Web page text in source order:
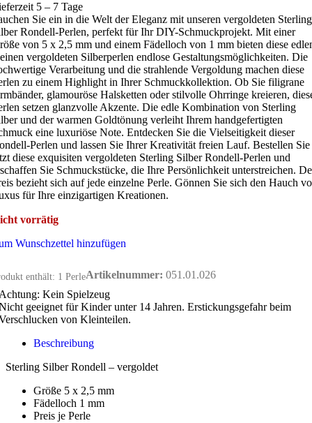
5 – 7 Tage
Sie ein in die Welt der Eleganz mit unseren vergoldeten Sterling
Rondell-Perlen, perfekt für Ihr DIY-Schmuckprojekt. Mit einer
von 5 x 2,5 mm und einem Fädelloch von 1 mm bieten diese
vergoldeten Silberperlen endlose Gestaltungsmöglichkeiten. Die
Verarbeitung und die strahlende Vergoldung machen diese
zu einem Highlight in Ihrer Schmuckkollektion. Ob Sie filigrane
glamouröse Halsketten oder stilvolle Ohrringe kreieren,
setzen glanzvolle Akzente. Die edle Kombination von Sterling
und der warmen Goldtönung verleiht Ihrem handgefertigten
eine luxuriöse Note. Entdecken Sie die Vielseitigkeit dieser
Perlen und lassen Sie Ihrer Kreativität freien Lauf. Bestellen Sie
diese exquisiten vergoldeten Sterling Silber Rondell-Perlen und
Sie Schmuckstücke, die Ihre Persönlichkeit unterstreichen.
bezieht sich auf jede einzelne Perle. Gönnen Sie sich den Hauch
für Ihre einzigartigen Kreationen.
vorrätig
Wunschzettel hinzufügen
enthält: 1 PerleArtikelnummer: 051.01.026
Kein Spielzeug
geeignet für Kinder unter 14 Jahren. Erstickungsgefahr beim
von Kleinteilen.
Beschreibung
Sterling Silber Rondell – vergoldet
Größe 5 x 2,5 mm
Fädelloch 1 mm
Preis je Perle